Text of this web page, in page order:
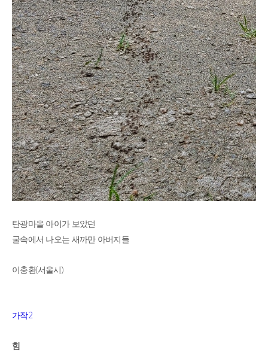
탄광마을 아이가 보았던
굴속에서 나오는 새까만 아버지들
이충환(서울시)
가작2
힘